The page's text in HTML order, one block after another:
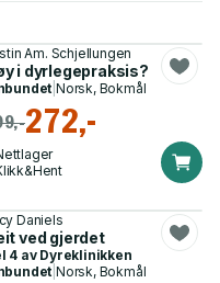
Bjørnar Bergeton Loe
Am. Schjellungen
i dyrlegepraksis?
|Norsk, Bokmål
272,-
Daniels
ved gjerdet
4 av Dyreklinikken
|Norsk, Bokmål